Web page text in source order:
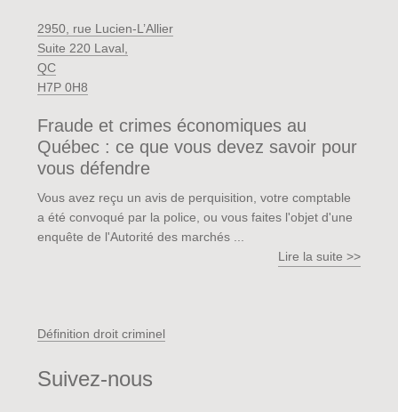
2950, rue Lucien-L’Allier
Suite 220 Laval,
QC
H7P 0H8
Fraude et crimes économiques au
Québec : ce que vous devez savoir pour
vous défendre
Vous avez reçu un avis de perquisition, votre comptable
a été convoqué par la police, ou vous faites l'objet d'une
enquête de l'Autorité des marchés ...
Lire la suite >>
Définition droit criminel
Suivez-nous